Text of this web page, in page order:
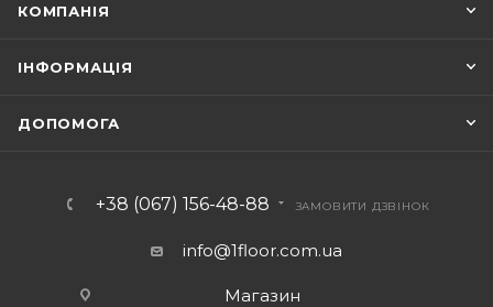
КОМПАНІЯ
ІНФОРМАЦІЯ
ДОПОМОГА
+38 (067) 156-48-88 ЗАМОВИТИ ДЗВІНОК
info@1floor.com.ua
Магазин